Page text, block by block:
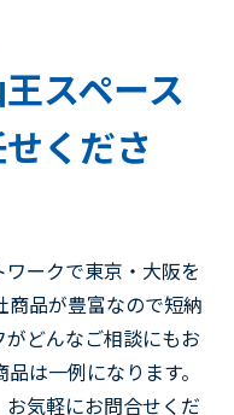
スペース
くださ
ークで東京・大阪を
商品が豊富なので短納
どんなご相談にもお
は一例になります。
気軽にお問合せくだ